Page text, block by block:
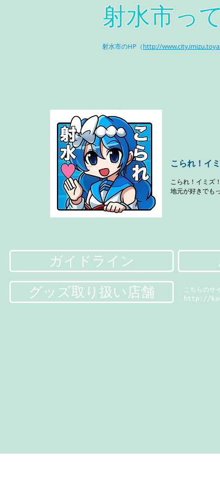
射水市っ
射水市のHP（http://
こられ！イ
こられ！イミズ
地元が好きでも
ガイドライン
グッズ取り扱い店舗 こちらのサ
http://